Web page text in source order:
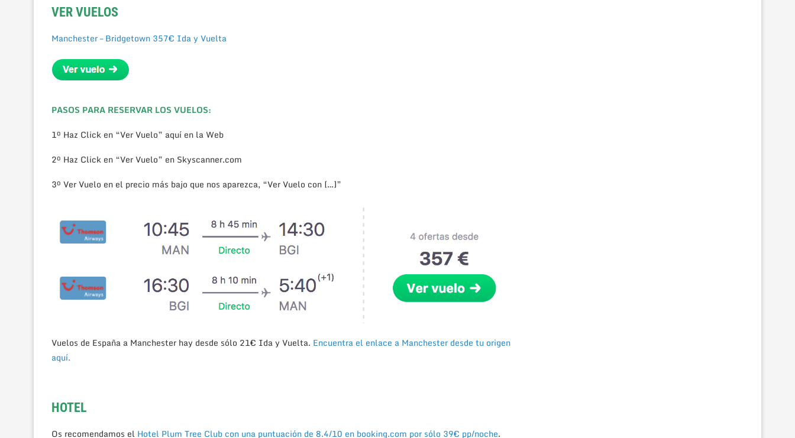
VER VUELOS
Manchester – Bridgetown 357€ Ida y Vuelta
PASOS PARA RESERVAR LOS VUELOS:
1º Haz Click en “Ver Vuelo” aquí en la Web
2º Haz Click en “Ver Vuelo” en Skyscanner.com
3º Ver Vuelo en el precio más bajo que nos aparezca, “Ver Vuelo con […]”
Vuelos de España a Manchester hay desde sólo 21€ Ida y Vuelta. Encuentra el enlace a Manchester desde tu origen
aquí.
HOTEL
Os recomendamos el Hotel Plum Tree Club con una puntuación de 8.4/10 en booking.com por sólo 39€ pp/noche.